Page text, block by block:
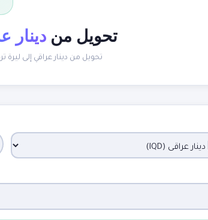
تحويل من دينار
تحويل من دينار عراقي إلى